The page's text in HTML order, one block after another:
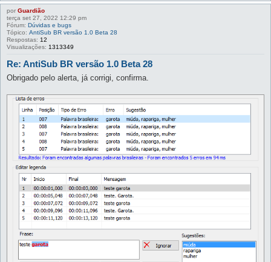
por Guardião
terça set 27, 2022 12:29 pm
Fórum: Dúvidas e bugs
Tópico: AntiSub BR versão 1.0 Beta 28
Respostas: 12
Visualizações: 1313349
Re: AntiSub BR versão 1.0 Beta 28
Obrigado pelo alerta, já corrigi, confirma.